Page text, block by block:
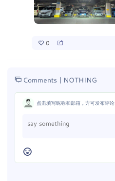
0
Comments | NOTHING
点击填写昵称和邮箱，方可发布评论